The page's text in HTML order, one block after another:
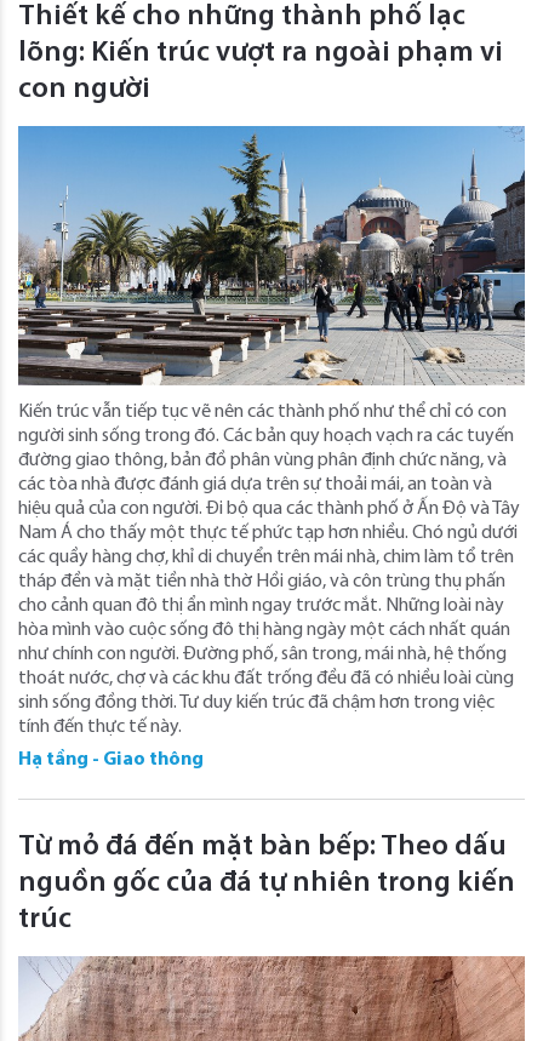
Thiết kế cho những thành phố lạc
lõng: Kiến trúc vượt ra ngoài phạm vi
con người
Kiến trúc vẫn tiếp tục vẽ nên các thành phố như thể chỉ có con
người sinh sống trong đó. Các bản quy hoạch vạch ra các tuyến
đường giao thông, bản đồ phân vùng phân định chức năng, và
các tòa nhà được đánh giá dựa trên sự thoải mái, an toàn và
hiệu quả của con người. Đi bộ qua các thành phố ở Ấn Độ và Tây
Nam Á cho thấy một thực tế phức tạp hơn nhiều. Chó ngủ dưới
các quầy hàng chợ, khỉ di chuyển trên mái nhà, chim làm tổ trên
tháp đền và mặt tiền nhà thờ Hồi giáo, và côn trùng thụ phấn
cho cảnh quan đô thị ẩn mình ngay trước mắt. Những loài này
hòa mình vào cuộc sống đô thị hàng ngày một cách nhất quán
như chính con người. Đường phố, sân trong, mái nhà, hệ thống
thoát nước, chợ và các khu đất trống đều đã có nhiều loài cùng
sinh sống đồng thời. Tư duy kiến ​​trúc đã chậm hơn trong việc
tính đến thực tế này.
Hạ tầng - Giao thông
Từ mỏ đá đến mặt bàn bếp: Theo dấu
nguồn gốc của đá tự nhiên trong kiến ​​
trúc